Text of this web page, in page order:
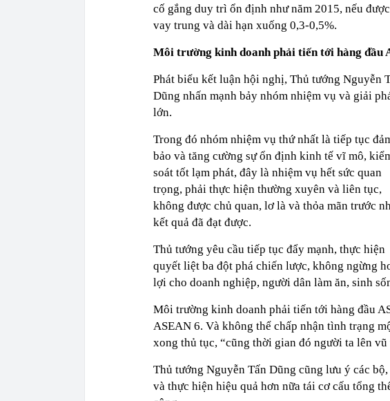
cố gắng duy trì ổn định như năm 2015, nếu
vay trung và dài hạn xuống 0,3-0,5%.
Môi trường kinh doanh phải tiến tới hàng đầu
Phát biểu kết luận hội nghị, Thủ tướng Nguyễn
Dũng nhấn mạnh bảy nhóm nhiệm vụ và giải
lớn.
Trong đó nhóm nhiệm vụ thứ nhất là tiếp tục
bảo và tăng cường sự ổn định kinh tế vĩ mô,
soát tốt lạm phát, đây là nhiệm vụ hết sức quan
trọng, phải thực hiện thường xuyên và liên tục,
không được chủ quan, lơ là và thỏa mãn trước
kết quả đã đạt được.
Thủ tướng yêu cầu tiếp tục đẩy mạnh, thực hiện
quyết liệt ba đột phá chiến lược, không ngừng
lợi cho doanh nghiệp, người dân làm ăn, sinh
Môi trường kinh doanh phải tiến tới hàng đầu
ASEAN 6. Và không thể chấp nhận tình trạng
xong thủ tục, “cũng thời gian đó người ta lên
Thủ tướng Nguyễn Tấn Dũng cũng lưu ý các
và thực hiện hiệu quả hơn nữa tái cơ cấu tổng